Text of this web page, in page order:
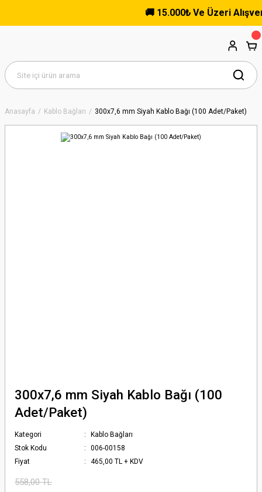
🚚 15.000₺ Ve Üzeri
Anasayfa Kablo Bağları 300x7,6 mm Siyah Kablo Bağı (100 Adet/Paket)
300x7,6 mm Siyah Kablo Bağı (100
Adet/Paket)
Kategori
Kablo Bağları
Stok Kodu
006-00158
Fiyat
465,00 TL + KDV
558,00 TL